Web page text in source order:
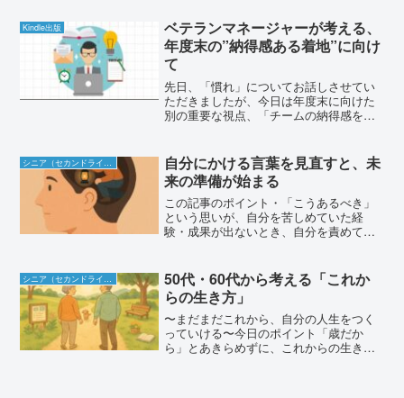
の方法についてお話しします。なぜ今、
準備が必要なのかある部長...
Kindle出版
ベテランマネージャーが考える、
年度末の”納得感ある着地”に向け
て
先日、「慣れ」についてお話しさせてい
ただきましたが、今日は年度末に向けた
別の重要な視点、「チームの納得感を伴
私は製薬会社で30年以上営業職として働
き、そのうち14年間を...
シニア（セカンドライフ）
自分にかける言葉を見直すと、未
来の準備が始まる
この記事のポイント・「こうあるべき」
という思いが、自分を苦しめていた経
験・成果が出ないとき、自分を責めてし
った・未来の準備は、自分にかける言葉
を変えることから始められる...
シニア（セカンドライフ）
50代・60代から考える「これか
らの生き方」
〜まだまだこれから、自分の人生をつく
っていける〜今日のポイント「歳だか
ら」とあきらめずに、これからの生き方